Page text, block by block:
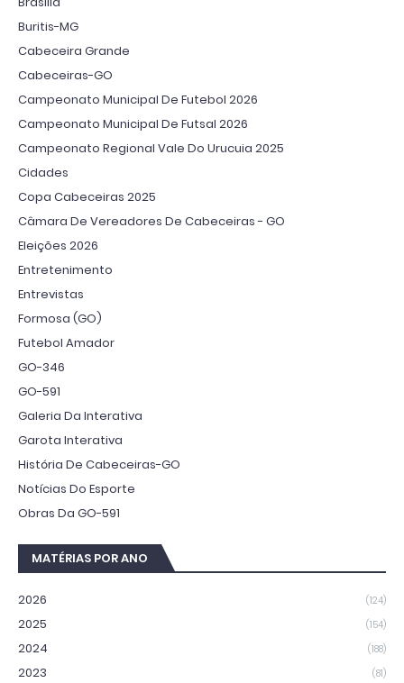
Buritis-MG
Cabeceira Grande
Cabeceiras-GO
Campeonato Municipal De Futebol 2026
Campeonato Municipal De Futsal 2026
Campeonato Regional Vale Do Urucuia 2025
Cidades
Copa Cabeceiras 2025
Câmara De Vereadores De Cabeceiras - GO
Eleições 2026
Entretenimento
Entrevistas
Formosa (GO)
Futebol Amador
GO-346
GO-591
Galeria Da Interativa
Garota Interativa
História De Cabeceiras-GO
Notícias Do Esporte
Obras Da GO-591
MATÉRIAS POR ANO
2026 (124)
2025 (154)
2024 (188)
2023 (81)